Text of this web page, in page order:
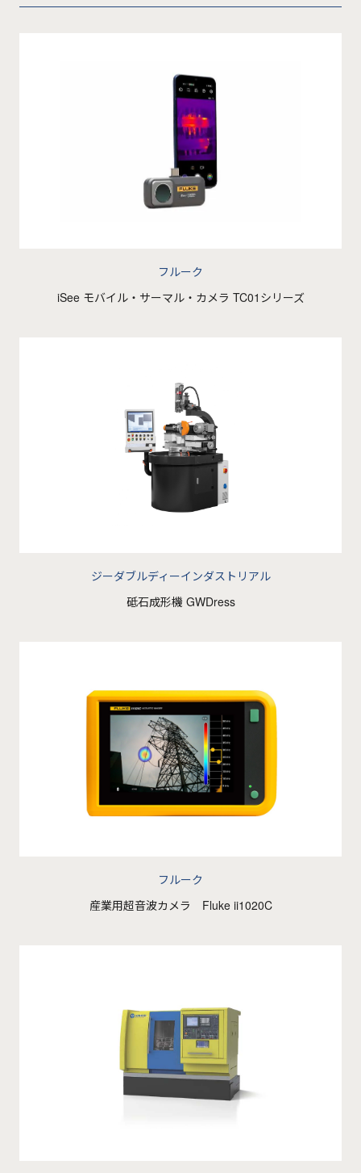
フルーク
iSee モバイル・サーマル・カメラ TC01シリーズ
ジーダブルディーインダストリアル
砥石成形機 GWDress
フルーク
産業用超音波カメラ Fluke ii1020C